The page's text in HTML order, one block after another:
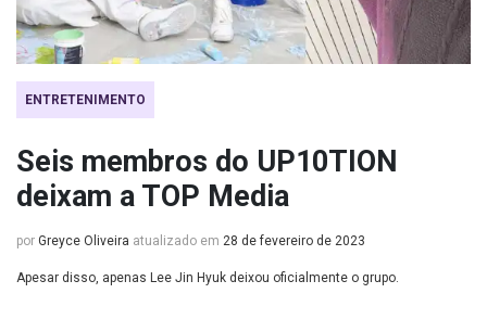
ENTRETENIMENTO
Seis membros do UP10TION
deixam a TOP Media
por Greyce Oliveira atualizado em 28 de fevereiro de 2023
Apesar disso, apenas Lee Jin Hyuk deixou oficialmente o grupo.